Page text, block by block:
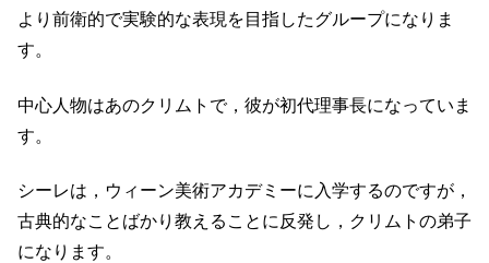
より前衛的で実験的な表現を目指したグループになりま
す。
中心人物はあのクリムトで，彼が初代理事長になっていま
す。
シーレは，ウィーン美術アカデミーに入学するのですが，
古典的なことばかり教えることに反発し，クリムトの弟子
になります。